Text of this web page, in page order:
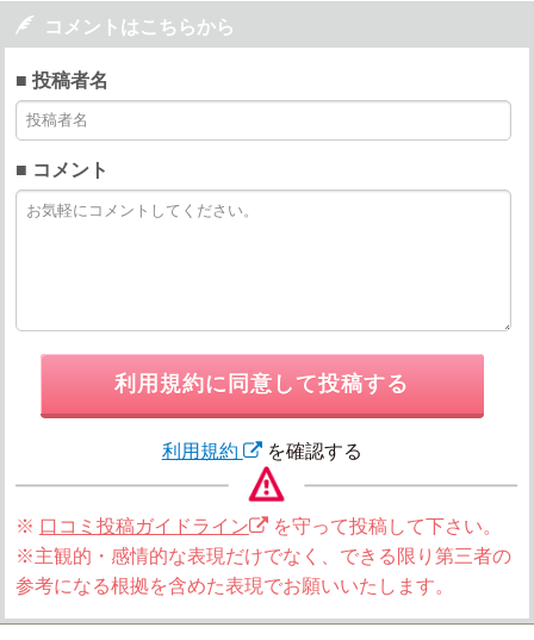
 コメントはこちらから
■ 投稿者名
■ コメント
利用規約に同意して投稿する
利用規約 を確認する
※ 口コミ投稿ガイドライン
を守って投稿して下さい。
※主観的・感情的な表現だけでなく、できる限り第三者の
参考になる根拠を含めた表現でお願いいたします。